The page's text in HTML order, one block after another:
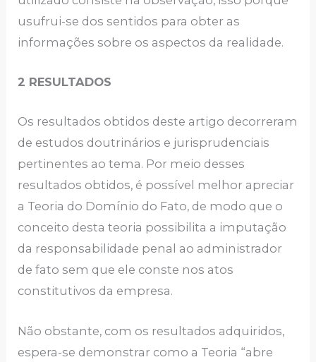
usufrui-se dos sentidos para obter as
informações sobre os aspectos da realidade.
2 RESULTADOS
Os resultados obtidos deste artigo decorreram
de estudos doutrinários e jurisprudenciais
pertinentes ao tema. Por meio desses
resultados obtidos, é possível melhor apreciar
a Teoria do Domínio do Fato, de modo que o
conceito desta teoria possibilita a imputação
da responsabilidade penal ao administrador
de fato sem que ele conste nos atos
constitutivos da empresa.
Não obstante, com os resultados adquiridos,
espera-se demonstrar como a Teoria “abre